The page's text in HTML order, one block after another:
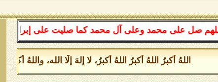
على محمد وعلى آل محمد كما صليت على إبراهيم وعلى آل
اللهُ أكبرُ اللهُ أكبرُ اللهُ أكبرُ، لا إلهَ إلَّا الله، واللهُ أكبر